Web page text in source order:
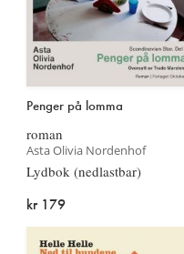
Penger på lomma
roman
Asta Olivia Nordenhof
Lydbok (nedlastbar)
kr 179